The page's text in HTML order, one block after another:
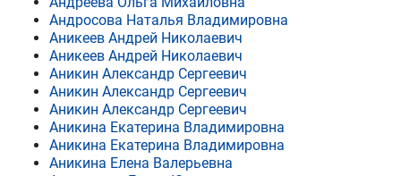
Андросова Наталья Владимировна
Аникеев Андрей Николаевич
Аникеев Андрей Николаевич
Аникин Александр Сергеевич
Аникин Александр Сергеевич
Аникин Александр Сергеевич
Аникина Екатерина Владимировна
Аникина Екатерина Владимировна
Аникина Елена Валерьевна